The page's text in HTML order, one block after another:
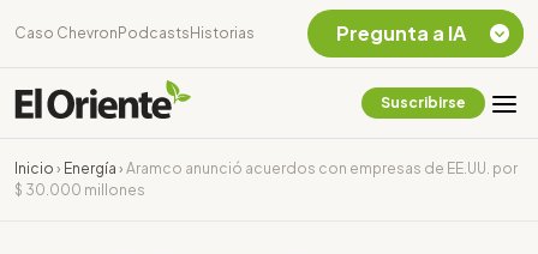
Caso Chevron Podcasts Historias
Suscribirse
Inicio › Energía › Aramco anunció acuerdos con empresas de EE.UU. por
$ 30.000 millones
Pregunta a IA
Chevron Ecuador